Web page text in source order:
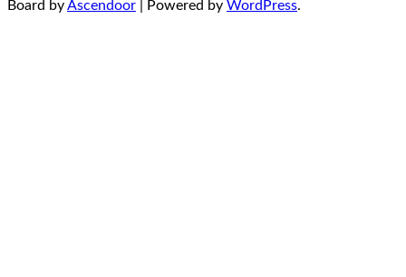
Board byAscendoor | Powered by WordPress.